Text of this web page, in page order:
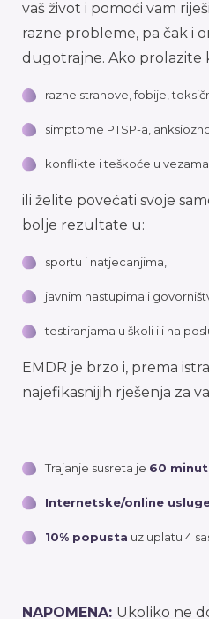
vaš život i pomoći vam
razne probleme, pa čak i
dugotrajne. Ako prolazite
razne strahove, fobije,
simptome PTSP-a,
konflikte i teškoće u
ili želite povećati svoje
bolje rezultate u:
sportu i natjecanjima,
javnim nastupima i
testiranjama u školi ili na
EMDR je brzo i, prema
najefikasnijih rješenja za
Trajanje susreta je 60
Internetske/online
10% popusta uz uplatu 4
NAPOMENA: Ukoliko ne